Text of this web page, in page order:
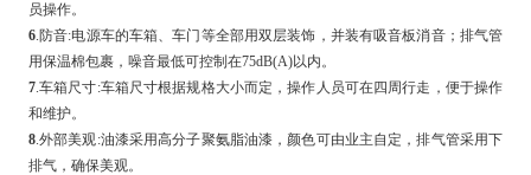
员操作。
6.防音:电源车的车箱、车门等全部用双层装饰，并装有吸音板消音；排气管
用保温棉包裹，噪音最低可控制在75dB(A)以内。
7.车箱尺寸:车箱尺寸根据规格大小而定，操作人员可在四周行走，便于操作
和维护。
8.外部美观:油漆采用高分子聚氨脂油漆，颜色可由业主自定，排气管采用下
排气，确保美观。